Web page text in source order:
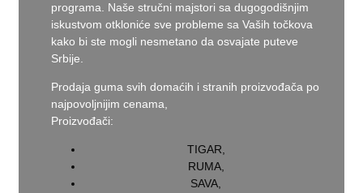
programa. Naše stručni majstori sa dugogodišnjim
iskustvom otkloniće sve probleme sa Vaših točkova
kako bi ste mogli nesmetano da osvajate puteve
Srbije.
Prodaja guma svih domaćih i stranih proizvođača po
najpovoljnijim cenama,
Proizvođači:
TIGAR,
RUMA,
SAVA,